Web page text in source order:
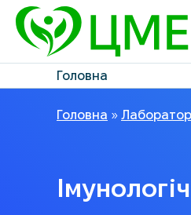
Головна
Головна »